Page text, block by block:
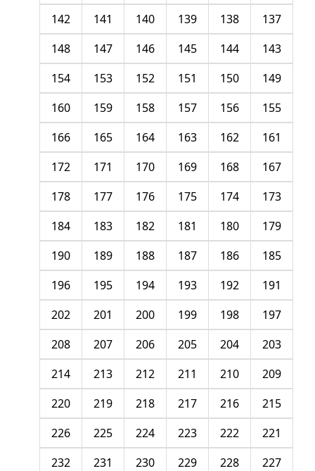
137
138
139
140
141
142
143
144
145
146
147
148
149
150
151
152
153
154
155
156
157
158
159
160
161
162
163
164
165
166
167
168
169
170
171
172
173
174
175
176
177
178
179
180
181
182
183
184
185
186
187
188
189
190
191
192
193
194
195
196
197
198
199
200
201
202
203
204
205
206
207
208
209
210
211
212
213
214
215
216
217
218
219
220
221
222
223
224
225
226
227
228
229
230
231
232